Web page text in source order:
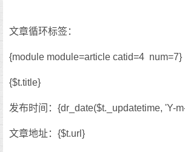
文章循环标签：
{module module=article catid=4 num=7}
{$t.title}
发布时间：{dr_date($t._updatetime, 'Y-
文章地址：{$t.url}